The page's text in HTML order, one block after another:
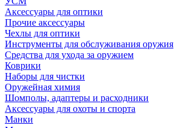
Аксессуары для оптики
Прочие аксессуары
Чехлы для оптики
Инструменты для обслуживания оружия
Средства для ухода за оружием
Коврики
Наборы для чистки
Оружейная химия
Шомполы, адаптеры и расходники
Аксессуары для охоты и спорта
Манки